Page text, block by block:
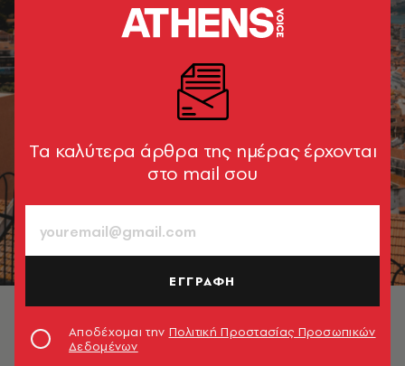
Λισαβόνα © Unsplash
Tα καλύτερα άρθρα της ημέρας έρχονται
στο mail σου
ΕΓΓΡΑΦΗ
Αποδέχομαι την Πολιτική Προστασίας Προσωπικών
Δεδομένων